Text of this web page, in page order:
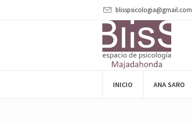
blisspsicologia@gmail.com
INICIO ANA SARO